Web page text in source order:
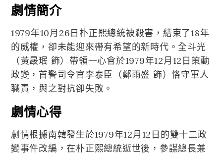
劇情簡介
1979年10月26日朴正熙總統被殺害，結束了18年
的威權，卻未能迎來帶有希望的新時代。全斗光
（黃晸珉 飾）帶領一心會於1979年12月12日策動
政變，首警司令官李泰臣（鄭雨盛 飾）恪守軍人
職責，與之對抗卻失敗。
劇情心得
劇情根據南韓發生於1979年12月12日的雙十二政
變事件改編，在朴正熙總統逝世後，參謀總長兼